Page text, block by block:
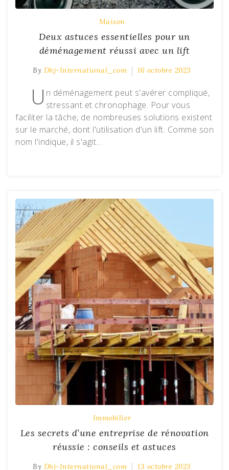
Maison
Deux astuces essentielles pour un
déménagement réussi avec un lift
By Dhj-International_com 16 octobre 2023
U n déménagement peut s'avérer compliqué,
stressant et chronophage. Pour vous
faciliter la tâche, de nombreuses solutions existent
sur le marché, dont l'utilisation d'un lift. Comme son
nom l'indique, il s'agit…
Immobilier
Les secrets d’une entreprise de rénovation
réussie : conseils et astuces
By Dhj-International_com 13 octobre 2023